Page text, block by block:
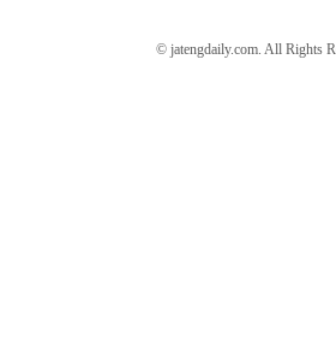
© jatengdaily.com. All Rights